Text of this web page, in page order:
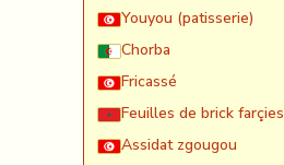
Youyou (patisserie)
Chorba
Fricassé
Feuilles de brick farçies
Assidat zgougou